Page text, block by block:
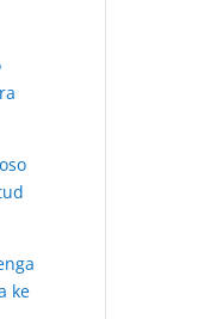
ke